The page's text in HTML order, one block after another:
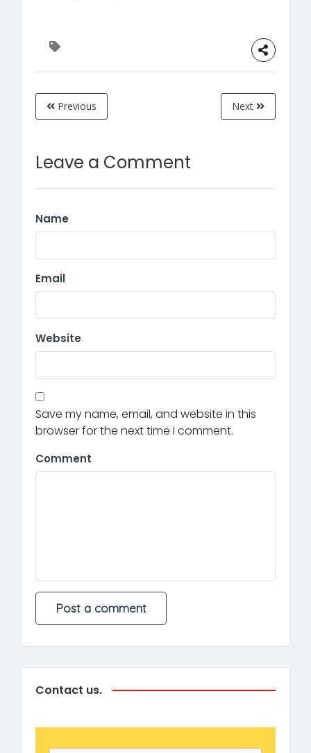
Previous Next
Leave a Comment
Name
Email
Website
Save my name, email, and website in this
browser for the next time I comment.
Comment
Contact us.